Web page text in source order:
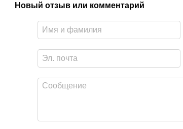
Новый отзыв или комментарий